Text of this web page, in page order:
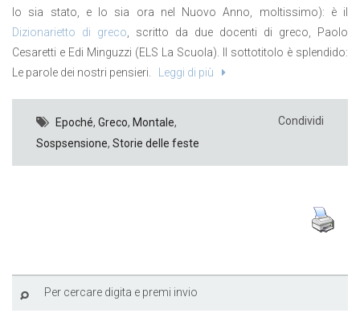
lo sia stato, e lo sia ora nel Nuovo Anno, moltissimo): è il
Dizionarietto di greco, scritto da due docenti di greco, Paolo
Cesaretti e Edi Minguzzi (ELS La Scuola). Il sottotitolo è splendido:
Le parole dei nostri pensieri.
Leggi di più
Epoché, Greco, Montale,
Sospsensione, Storie delle feste
Condividi